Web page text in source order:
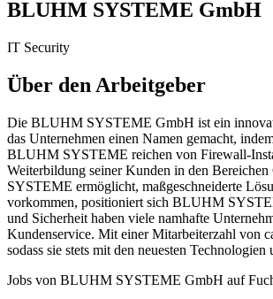
BLUHM SYSTEME GmbH
IT Security
Über den Arbeitgeber
Die BLUHM SYSTEME GmbH ist ein
das Unternehmen einen Namen gemacht,
BLUHM SYSTEME reichen von Firewall-
Weiterbildung seiner Kunden in den
SYSTEME ermöglicht, maßgeschneiderte
vorkommen, positioniert sich BLUHM
und Sicherheit haben viele namhafte
Kundenservice. Mit einer Mitarbeiterzahl von
sodass sie stets mit den neuesten
Jobs von BLUHM SYSTEME GmbH auf